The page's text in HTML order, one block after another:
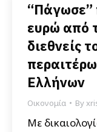
“Πάγωσε”
ευρώ από
διεθνείς
Ελλήνων
Οικονομία By
Με